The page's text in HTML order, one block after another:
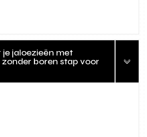
je jaloezieën met
boren stap voor